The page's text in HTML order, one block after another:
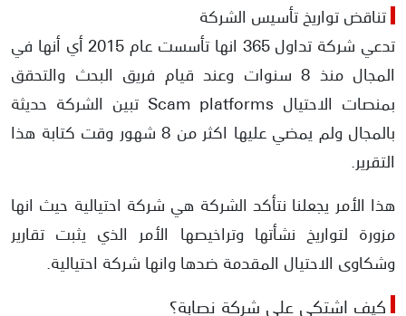
تناقض تواريخ تأسيس الشركة
تدعي شركة تداول 365 انها تأسست عام 2015 أي أنها في
المجال منذ 8 سنوات وعند قيام فريق البحث والتحقق
بمنصات الاحتيال Scam platforms تبين الشركة حديثة
بالمجال ولم يمضي عليها اكثر من 8 شهور وقت كتابة هذا
التقرير.
هذا الأمر يجعلنا نتأكد الشركة هي شركة احتيالية حيث انها
مزورة لتواريخ نشأتها وتراخيصها الأمر الذي يثبت تقارير
وشكاوى الاحتيال المقدمة ضدها وانها شركة احتيالية.
كيف اشتكي على شركة نصابة؟